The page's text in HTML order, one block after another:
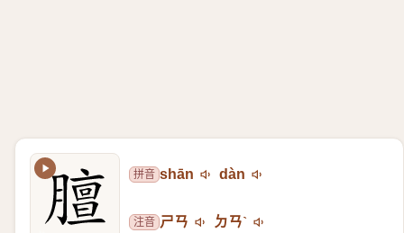
拼音 shān dàn
注音 ㄕㄢ ㄉㄢˋ